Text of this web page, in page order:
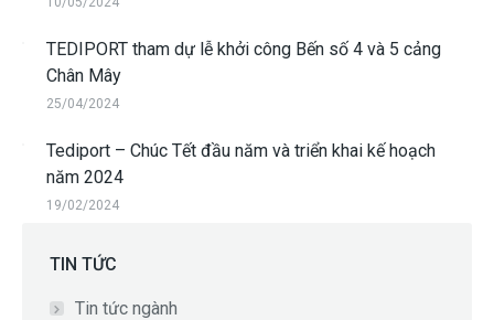
TEDIPORT tham dự lễ khởi công Bến số 4 và 5 cảng
Chân Mây
25/04/2024
Tediport – Chúc Tết đầu năm và triển khai kế hoạch
năm 2024
19/02/2024
TIN TỨC
Tin tức ngành